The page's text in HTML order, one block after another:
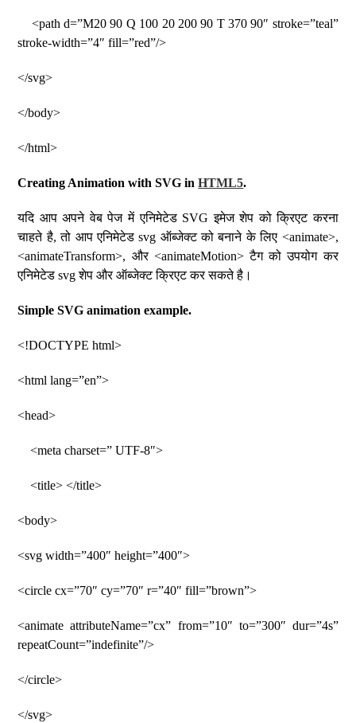
<path d=”M20 90 Q 100 20 200 90 T 370 90″ stroke=”teal”
stroke-width=”4″ fill=”red”/>
</svg>
</body>
</html>
Creating Animation with SVG inHTML5.
यदि आप अपने वेब पेज में एनिमेटेड SVG इमेज शेप को क्रिएट करना
चाहते है, तो आप एनिमेटेड svg ऑब्जेक्ट को बनाने के लिए <animate>,
<animateTransform>, और <animateMotion> टैग को उपयोग कर
एनिमेटेड svg शेप और ऑब्जेक्ट क्रिएट कर सकते है।
Simple SVG animation example.
<!DOCTYPE html>
<html lang=”en”>
<head>
<meta charset=” UTF-8″>
<title> </title>
<body>
<svg width=”400″ height=”400″>
<circle cx=”70″ cy=”70″ r=”40″ fill=”brown”>
<animate attributeName=”cx” from=”10″ to=”300″ dur=”4s”
repeatCount=”indefinite”/>
</circle>
</svg>